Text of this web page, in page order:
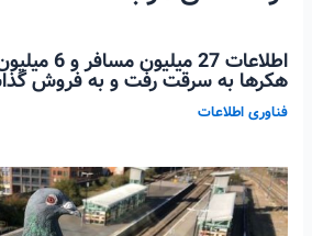
اطلاعات 27
هکرها به سرقت رفت و به فروش
فناوری اطلاعات